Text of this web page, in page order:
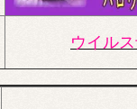
ウイル